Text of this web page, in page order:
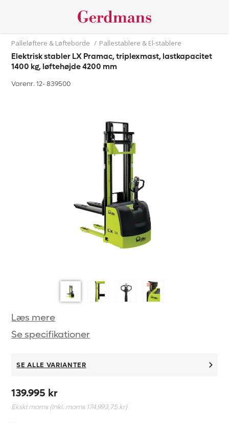
Palleløftere & Løfteborde / Pallestablere & El-stablere
Elektrisk stabler LX Pramac, triplexmast, lastkapacitet
1400 kg, løftehøjde 4200 mm
Varenr. 12-839500
Læs mere
Se specifikationer
SE ALLE VARIANTER
139.995 kr
Ekskl.moms (Inkl. moms 174.993,75 kr)